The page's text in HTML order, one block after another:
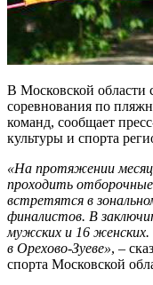
В Московской области
соревнования по
команд, сообщает
культуры и спорта
«На протяжении
проходить
встретятся в
финалистов. В
мужских и 16 женских.
в Орехово-Зуеве», –
спорта Московской